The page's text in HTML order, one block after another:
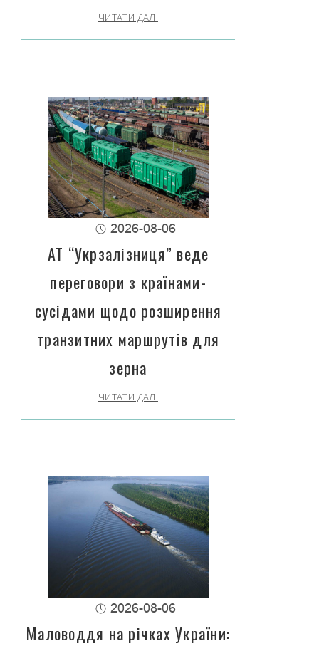
ЧИТАТИ ДАЛІ
2026-08-06
АТ “Укрзалізниця” веде
переговори з країнами-
сусідами щодо розширення
транзитних маршрутів для
зерна
ЧИТАТИ ДАЛІ
2026-08-06
Маловоддя на річках України: